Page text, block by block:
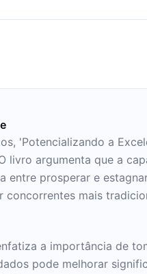
'Potencializando a
livro argumenta que a
entre prosperar e
concorrentes mais
a importância de
pode melhorar